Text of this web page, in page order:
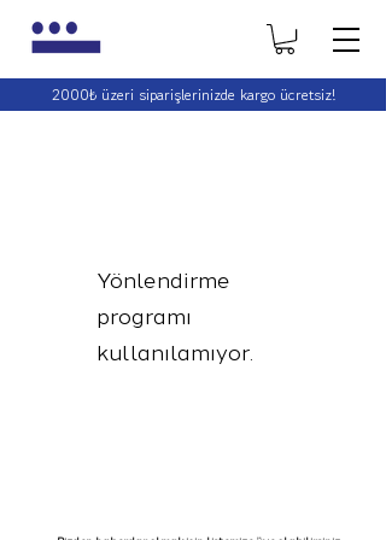
2000₺ üzeri siparişlerinizde kargo ücretsiz!
Yönlendirme
programı
kullanılamıyor.